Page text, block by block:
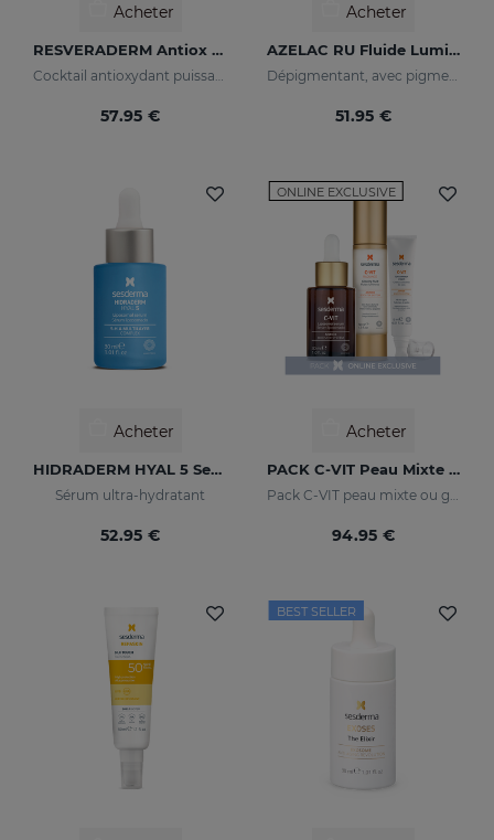
Acheter
RESVERADERM Antiox Concentré Anti-Âge
Cocktail antioxydant puissant au resvératrol
57.95 €
Acheter
AZELAC RU Fluide Lumineux
Dépigmentant, avec pigments lumineux et filtres solaires
51.95 €
Acheter
HIDRADERM HYAL 5 Serum
Sérum ultra-hydratant
52.95 €
ONLINE EXCLUSIVE
Acheter
PACK C-VIT Peau Mixte Ou Grasse
Pack C-VIT peau mixte ou grasse - exclusif en ligne
94.95 €
BEST SELLER